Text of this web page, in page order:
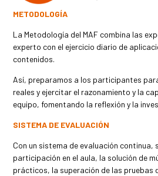
METODOLOGÍA
La Metodología del MAF combina las
experto con el ejercicio diario de
contenidos.
Así, preparamos a los participantes
reales y ejercitar el razonamiento y la
equipo, fomentando la reflexión y la
SISTEMA DE EVALUACIÓN
Con un sistema de evaluación continua,
participación en el aula, la solución de
prácticos, la superación de las pruebas